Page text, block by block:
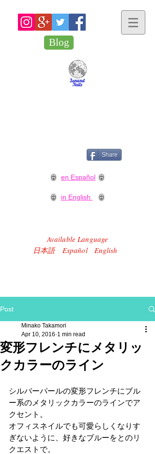
Blog
Share
en Español
in English
Available Language
​日本語 Español English
Post
変形フレンチにメタリッ
クカラーのライン
Minako Takamori
Apr 10, 2016 1 min read
シルバーパールの変形フレンチにブル
ー系のメタリックカラーのラインでア
クセント。
オフィスネイルでも可愛らしくなりす
ぎないように、好きなブルーをとのリ
クエストで。